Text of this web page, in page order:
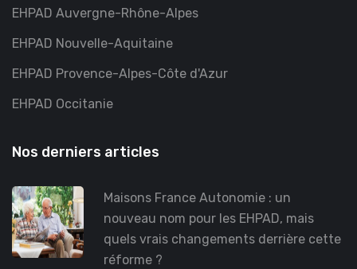
EHPAD Auvergne-Rhône-Alpes
EHPAD Nouvelle-Aquitaine
EHPAD Provence-Alpes-Côte d'Azur
EHPAD Occitanie
Nos derniers articles
Maisons France Autonomie : un
nouveau nom pour les EHPAD, mais
quels vrais changements derrière cette
réforme ?